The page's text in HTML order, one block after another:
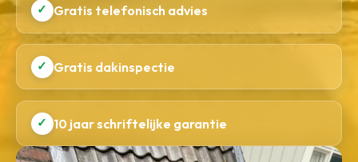
✓ Gratis telefonisch advies
✓ Gratis dakinspectie
✓ 10 jaar schriftelijke garantie